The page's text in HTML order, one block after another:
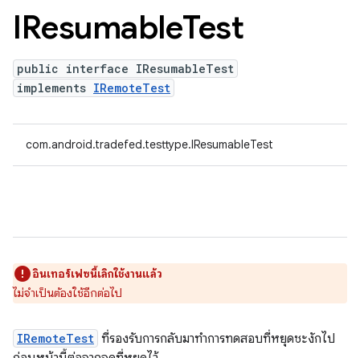
IResumableTest
public interface IResumableTest
implements IRemoteTest
com.android.tradefed.testtype.IResumableTest
อินเทอร์เฟซนี้เลิกใช้งานแล้ว
ไม่จําเป็นต้องใช้อีกต่อไป
IRemoteTest ที่รองรับการกลับมาทําการทดสอบที่หยุดชะงักไป